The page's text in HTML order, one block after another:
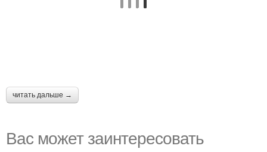
читать дальше →
Вас может заинтересовать